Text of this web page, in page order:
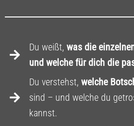
Du weißt, was die
und welche für dich die
Du verstehst, welche
sind – und welche du
kannst.